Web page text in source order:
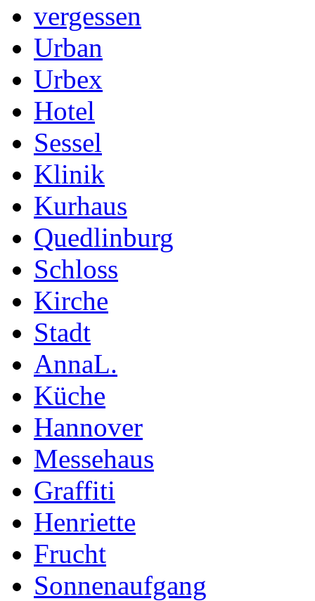
vergessen
Urban
Urbex
Hotel
Sessel
Klinik
Kurhaus
Quedlinburg
Schloss
Kirche
Stadt
AnnaL.
Küche
Hannover
Messehaus
Graffiti
Henriette
Frucht
Sonnenaufgang